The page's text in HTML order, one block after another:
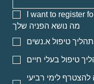
I want to register
מה נושא הפניה שלך
תהליך טיפול א.נשים
טיפול בעלי חיים
להצטרף לימי רביעי